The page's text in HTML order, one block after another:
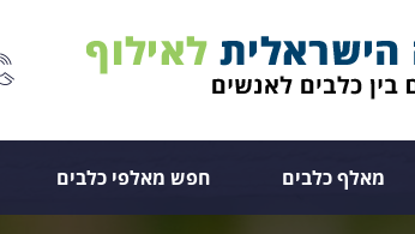
מאלף כלבים חפש מאלפי כלבים